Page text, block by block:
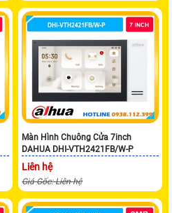
Màn Hình Chuông Cửa 7inch
DAHUA DHI-VTH2421FB/W-P
Liên hệ
Giá Gốc: Liên hệ